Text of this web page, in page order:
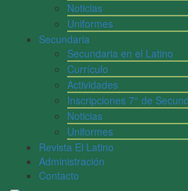
Noticias
Uniformes
Secundaria
Secundaria en el Latino
Currículo
Actividades
Inscripciones 7° de
Noticias
Uniformes
Revista El Latino
Administración
Contacto